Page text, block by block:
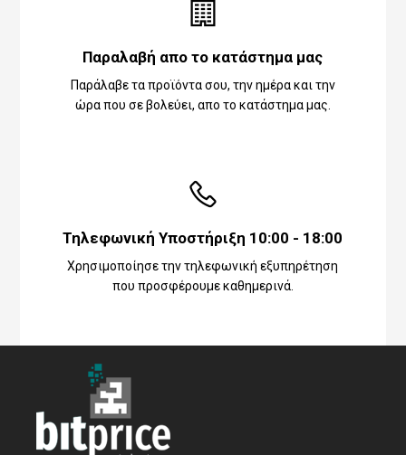
Παραλαβή απο το κατάστημα μας
Παράλαβε τα προϊόντα σου, την ημέρα και την
ώρα που σε βολεύει, απο το κατάστημα μας.
Τηλεφωνική Υποστήριξη 10:00 - 18:00
Χρησιμοποίησε την τηλεφωνική εξυπηρέτηση
που προσφέρουμε καθημερινά.